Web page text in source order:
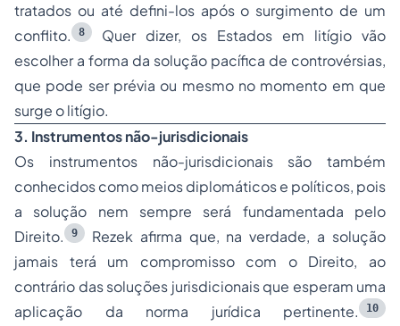
tratados ou até defini-los após o surgimento de um
conflito.
8
Quer dizer, os Estados em litígio vão
escolher a forma da solução pacífica de controvérsias,
que pode ser prévia ou mesmo no momento em que
surge o litígio.
3. Instrumentos não-jurisdicionais
Os instrumentos não-jurisdicionais são também
conhecidos como meios diplomáticos e políticos, pois
a solução nem sempre será fundamentada pelo
Direito.
9
Rezek afirma que, na verdade, a solução
jamais terá um compromisso com o Direito, ao
contrário das soluções jurisdicionais que esperam uma
aplicação da norma jurídica pertinente.
10